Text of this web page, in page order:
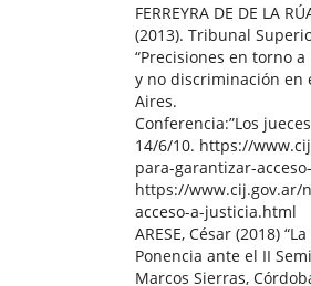
FERREYRA DE DE LA
(2013). Tribunal
“Precisiones en torno
y no discriminación en
Aires.
Conferencia:”Los
14/6/10. https://
para-garantizar-
https://www.cij.gov.ar/
acceso-a-justicia.html
ARESE, César (2018)
Ponencia ante el II
Marcos Sierras,